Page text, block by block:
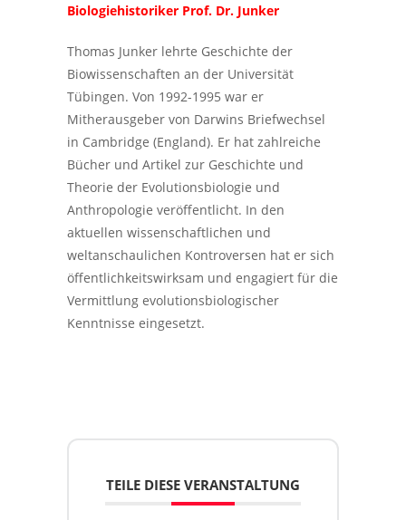
Biologiehistoriker Prof. Dr. Junker
Thomas Junker lehrte Geschichte der
Biowissenschaften an der Universität
Tübingen. Von 1992-1995 war er
Mitherausgeber von Darwins Briefwechsel
in Cambridge (England). Er hat zahlreiche
Bücher und Artikel zur Geschichte und
Theorie der Evolutionsbiologie und
Anthropologie veröffentlicht. In den
aktuellen wissenschaftlichen und
weltanschaulichen Kontroversen hat er sich
öffentlichkeitswirksam und engagiert für die
Vermittlung evolutionsbiologischer
Kenntnisse eingesetzt.
TEILE DIESE VERANSTALTUNG